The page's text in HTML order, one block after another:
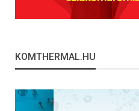
KOMTHERMAL.HU